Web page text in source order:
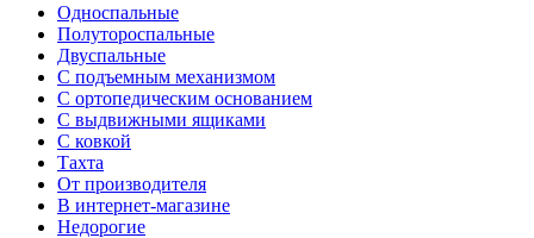
Односпальные
Полутороспальные
Двуспальные
С подъемным механизмом
С ортопедическим основанием
С выдвижными ящиками
С ковкой
Тахта
От производителя
В интернет-магазине
Недорогие